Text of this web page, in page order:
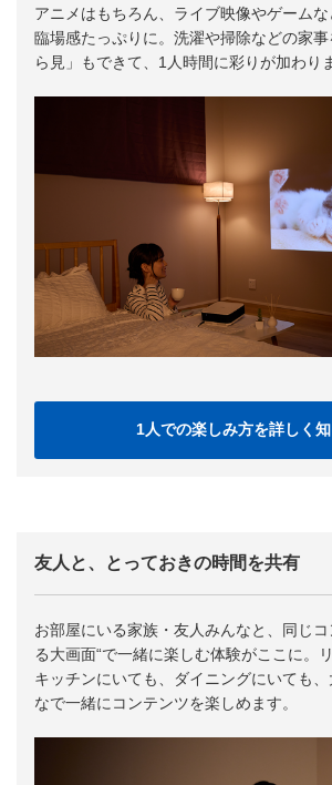
アニメはもちろん、ライブ映像やゲーム
臨場感たっぷりに。洗濯や掃除などの家
ら見」もできて、1人時間に彩りが加わり
1人での楽しみ方を詳しく
友人と、とっておきの時間を共有
お部屋にいる家族・友人みんなと、同じコ
る大画面“で一緒に楽しむ体験がここに。
キッチンにいても、ダイニングにいても
なで一緒にコンテンツを楽しめます。